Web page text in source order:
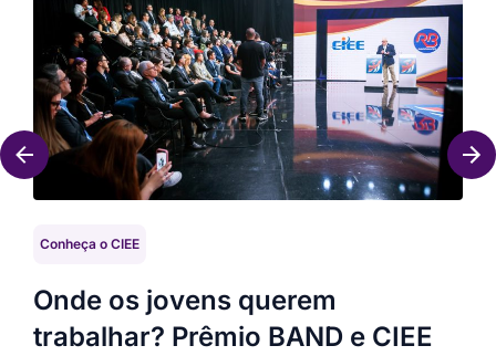
Conheça o CIEE
Onde os jovens querem
trabalhar? Prêmio BAND e CIEE